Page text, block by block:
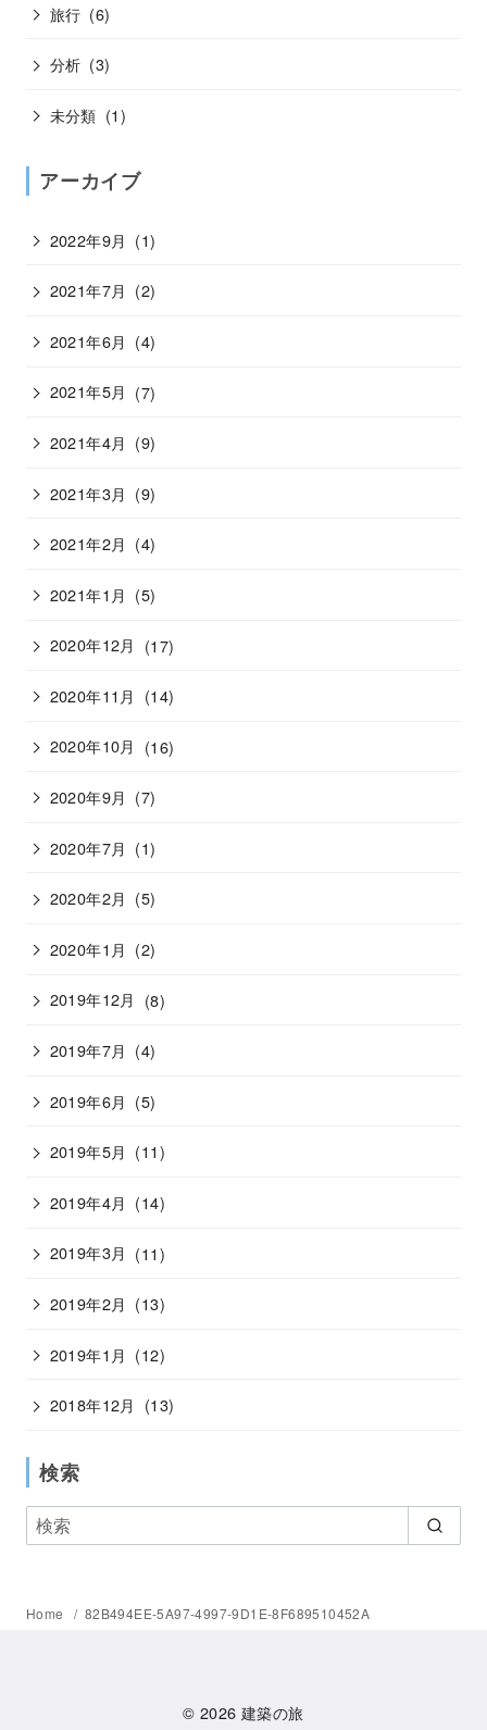
旅行 (6)
分析 (3)
未分類 (1)
アーカイブ
2022年9月 (1)
2021年7月 (2)
2021年6月 (4)
2021年5月 (7)
2021年4月 (9)
2021年3月 (9)
2021年2月 (4)
2021年1月 (5)
2020年12月 (17)
2020年11月 (14)
2020年10月 (16)
2020年9月 (7)
2020年7月 (1)
2020年2月 (5)
2020年1月 (2)
2019年12月 (8)
2019年7月 (4)
2019年6月 (5)
2019年5月 (11)
2019年4月 (14)
2019年3月 (11)
2019年2月 (13)
2019年1月 (12)
2018年12月 (13)
検索
Home 82B494EE-5A97-4997-9D1E-8F689510452A
© 2026建築の旅